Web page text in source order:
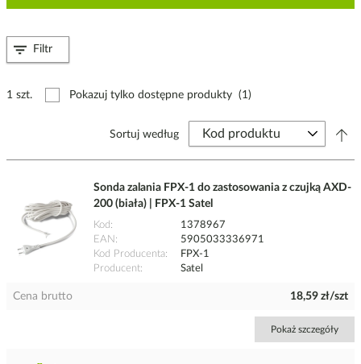
1 szt. Pokazuj tylko dostępne produkty (1)
Sortuj według
Sonda zalania FPX-1 do zastosowania z czujką AXD-
200 (biała) | FPX-1 Satel
Kod
1378967
EAN
5905033336971
Kod Producenta
FPX-1
Producent
Satel
Cena brutto 18,59 zł/szt
Pokaż szczegóły
Filtr